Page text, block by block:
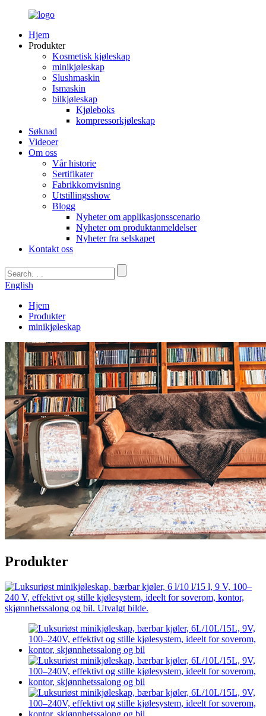
Hjem
Produkter
Kosmetisk kjøleskap
minikjøleskap
Slushmaskin
Ismaskin
bilkjøleskap
Kjøleboks
kompressorkjøleskap
Søknad
Videoer
Om oss
Vår historie
Sertifikater
Fabrikkomvisning
Utstillingsshow
Blogg
Nyheter om applikasjonsscenario
Nyheter om produktanmeldelser
Nyheter fra selskapet
Kontakt oss
English
Hjem
Produkter
minikjøleskap
Produkter